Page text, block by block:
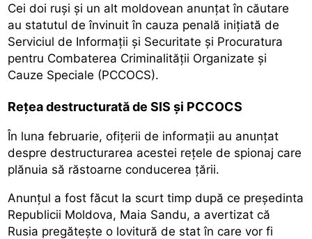
Cei doi ruși și un alt moldovean anunțat în căutare
au statutul de învinuit în cauza penală inițiată de
Serviciul de Informații și Securitate și Procuratura
pentru Combaterea Criminalității Organizate și
Cauze Speciale (PCCOCS).
Rețea destructurată de SIS și PCCOCS
În luna februarie, ofițerii de informații au anunțat
despre destructurarea acestei rețele de spionaj care
plănuia să răstoarne conducerea țării.
Anunțul a fost făcut la scurt timp după ce președinta
Republicii Moldova, Maia Sandu, a avertizat că
Rusia pregătește o lovitură de stat în care vor fi